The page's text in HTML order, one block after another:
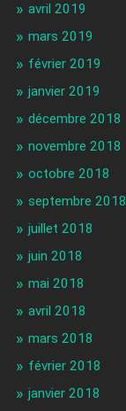
avril 2019
mars 2019
février 2019
janvier 2019
décembre 2018
novembre 2018
octobre 2018
septembre 2018
juillet 2018
juin 2018
mai 2018
avril 2018
mars 2018
février 2018
janvier 2018